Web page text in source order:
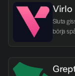
Virlo
Sluta
börja